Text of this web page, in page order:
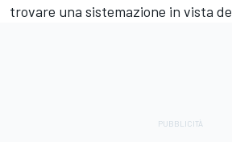
trovare una sistemazione in vista